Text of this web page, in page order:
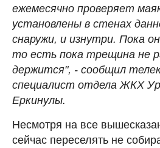
ежемесячно проверяет
установлены в стенах
снаружи, и изнутри. Пока
то есть пока трещина не
держится", - сообщил
специалист отдела ЖКХ
Еркинулы.
Несмотря на все
сейчас переселять не